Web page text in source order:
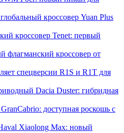
кроссовер Yuan Plus
кроссовер Tenet: первый
флагманский кроссовер от
спецверсии R1S и R1T для
Dacia Duster: гибридная
доступная роскошь с
Xiaolong Max: новый